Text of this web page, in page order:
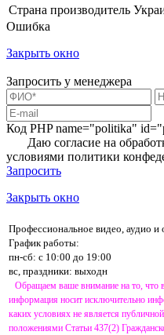
Страна производитель
Ошибка
Закрыть окно
Запросить у менеджера
Код PHPname="politika"
Даю согласие на
условиями политики
Запросить
Закрыть окно
Профессиональное видео, аудио и
График работы:
пн-сб: с 10:00 до 19:00
вс, праздники: выходн
Обращаем ваше внимание на то, что
информация носит исключительно
каких условиях не является
положениями Статьи 437(2)